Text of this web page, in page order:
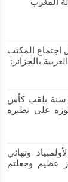
اجتماع المكتب
بالجزائر:
توج المنتخب الوطني لأقل من 23 سنة بلقب كأس
على نظيره
ونهائي
إنجاز عظيم وجعلتم